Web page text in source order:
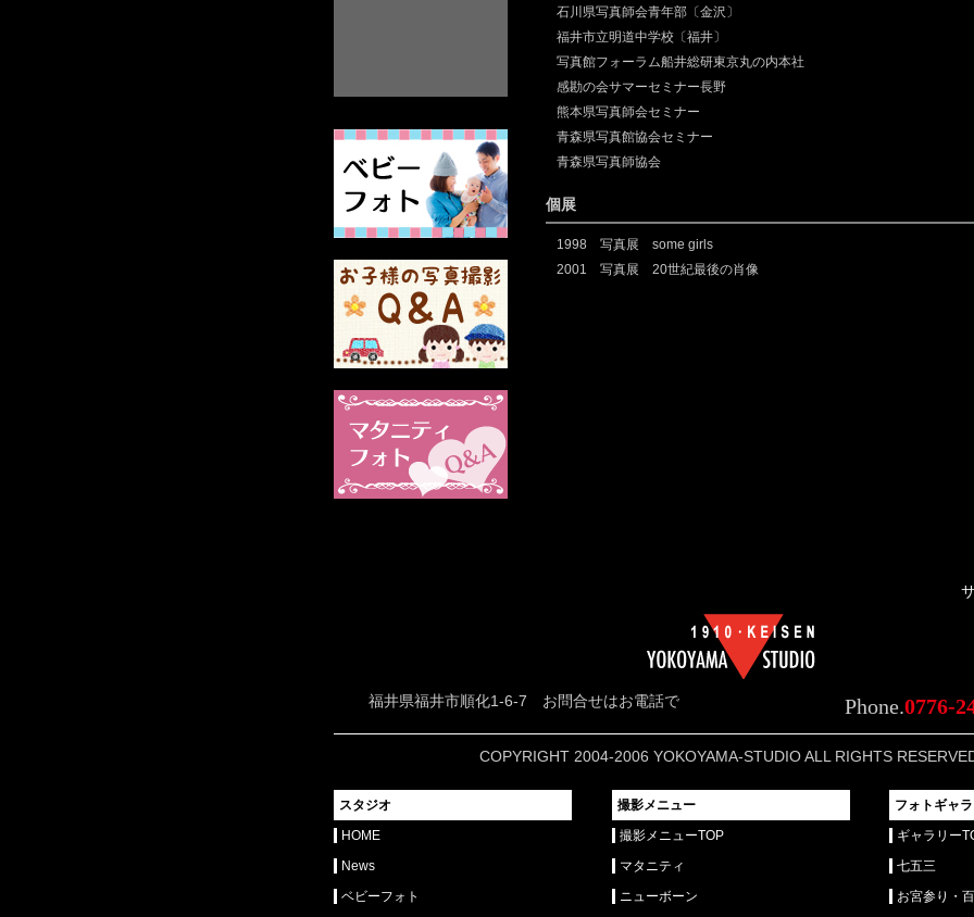
石川県写真師会青年部〔金沢〕
福井市立明道中学校〔福井〕
写真館フォーラム船井総研東京丸の内本社
感勘の会サマーセミナー長野
熊本県写真師会セミナー
青森県写真館協会セミナー
青森県写真師協会
個展
1998 写真展 some girls
2001 写真展 20世紀最後の肖像
福井県福井市順化1-6-7 お問合せはお電話で Phone.0776-
COPYRIGHT 2004-2006 YOKOYAMA-STUDIO ALL RIGHTS
スタジオ
HOME
News
ベビーフォト
撮影メニュー
撮影メニューTOP
マタニティ
ニューボーン
フォトギャ
ギャラリー
七五三
お宮参り・